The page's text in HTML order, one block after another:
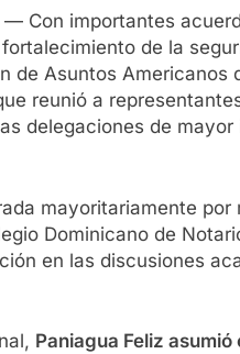
— Con importantes
de la
de Asuntos
reunió a
delegaciones de
mayoritariamente
Dominicano de
en las discusiones
Paniagua Feliz